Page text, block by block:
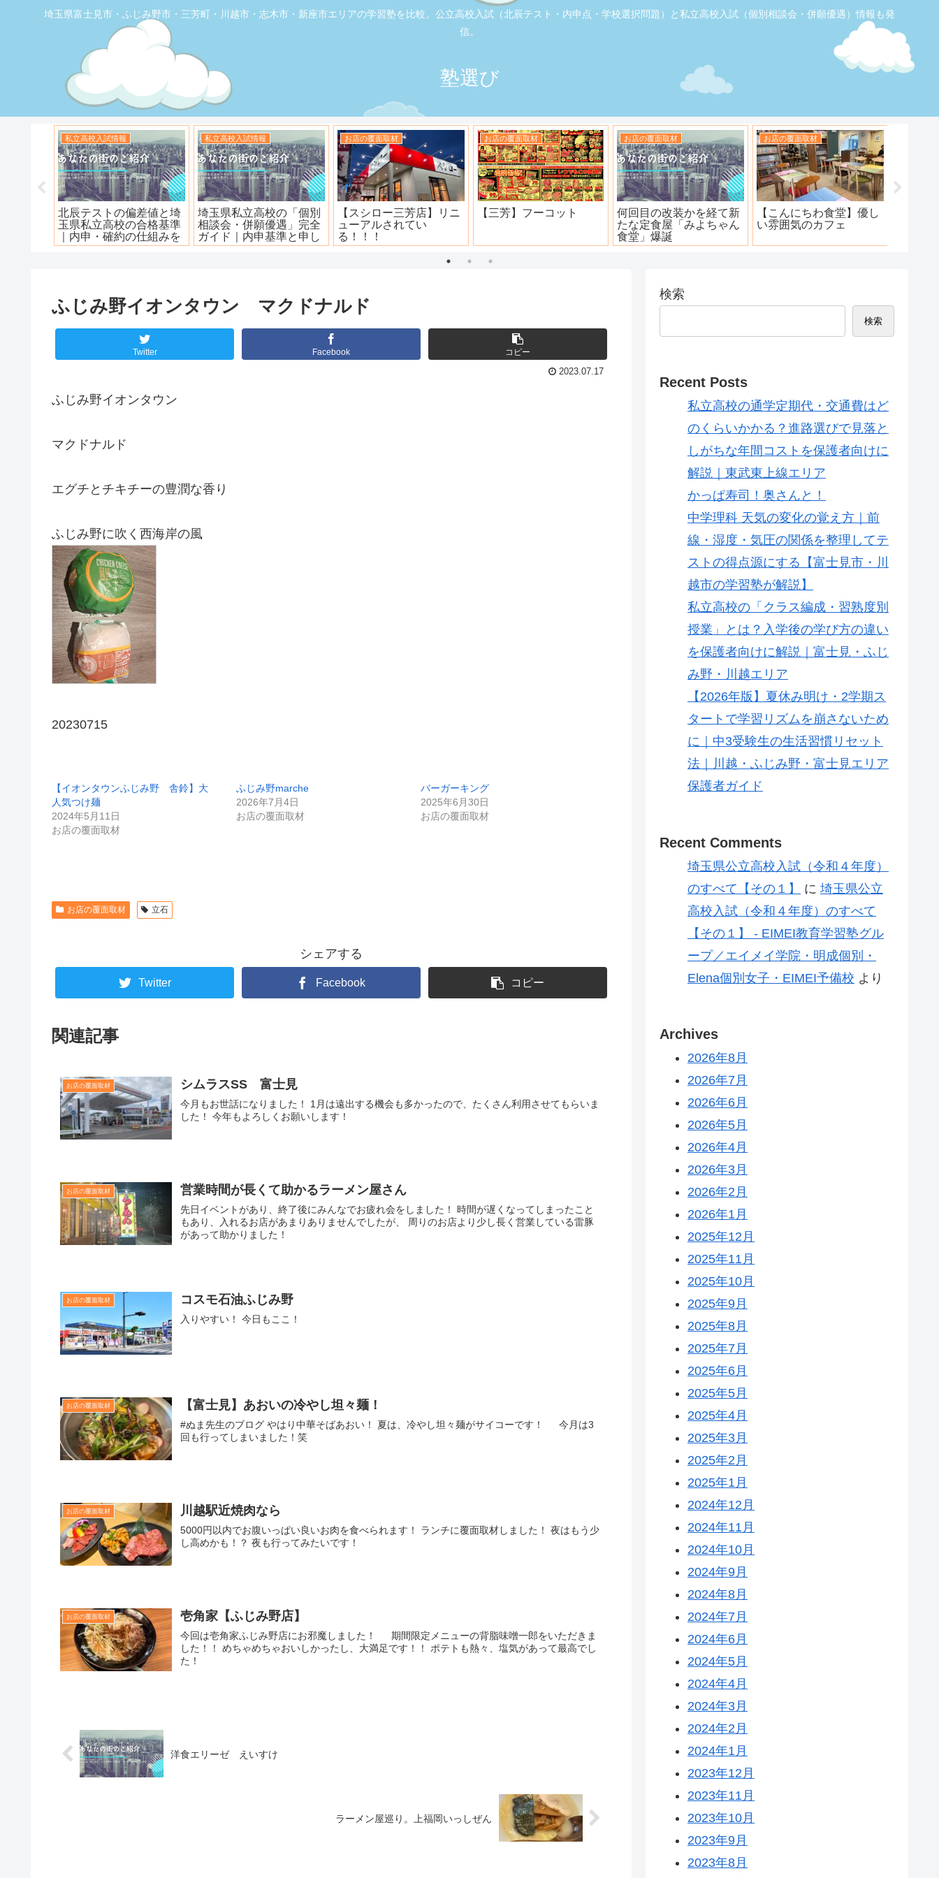
埼玉県富士見市・ふじみ野市・三芳町・川越市・志木市・新座市エリアの学習塾を比較。公立高校入試（北辰テスト・内申点・学校選択問題）と私立高校入試（個別相談会・併願優遇）情報も発
信。
塾選び
お店の覆面取材
【トナリエふじみ野】ワ
ンダーステーキ🥩😋
お店の覆面取材
【新座】日曜ロピア寿司
お店の覆面取材
大衆焼肉ホール ニュー宝
島
お店の覆面取材
地元本格寿司屋。おり
お店の覆面取材
【ふじみ野】素敵なステ
ーキ！ワンダーステー
キ！
お店の覆面取材
ハンバーグ工房 川越新河
岸店
ふじみ野イオンタウン マクドナルド
Twitter Facebook コピー
2023.07.17
ふじみ野イオンタウン
マクドナルド
エグチとチキチーの豊潤な香り
ふじみ野に吹く西海岸の風
20230715
【イオンタウンふじみ野 舎鈴】大
人気つけ麺
2024年5月11日
お店の覆面取材
ふじみ野marche
2026年7月4日
お店の覆面取材
バーガーキング
2025年6月30日
お店の覆面取材
お店の覆面取材 立石
シェアする
Twitter Facebook コピー
関連記事
お店の覆面取材 シムラスSS 富士見
今月もお世話になりました！ 1月は遠出する機会も多かったので、たくさん利用させてもらいま
した！ 今年もよろしくお願いします！
お店の覆面取材 営業時間が長くて助かるラーメン屋さん
先日イベントがあり、終了後にみんなでお疲れ会をしました！ 時間が遅くなってしまったこと
もあり、入れるお店があまりありませんでしたが、 周りのお店より少し長く営業している雷豚
があって助かりました！
お店の覆面取材 コスモ石油ふじみ野
入りやすい！ 今日もここ！
お店の覆面取材 【富士見】あおいの冷やし坦々麺！
#ぬま先生のブログ やはり中華そばあおい！ 夏は、冷やし坦々麺がサイコーです！ 今月は3
回も行ってしまいました！笑
お店の覆面取材 川越駅近焼肉なら
5000円以内でお腹いっぱい良いお肉を食べられます！ ランチに覆面取材しました！ 夜はもう少
し高めかも！？ 夜も行ってみたいです！
お店の覆面取材 壱角家【ふじみ野店】
今回は壱角家ふじみ野店にお邪魔しました！ 期間限定メニューの背脂味噌一郎をいただきま
した！！ めちゃめちゃおいしかったし、大満足です！！ ポテトも熱々、塩気があって最高でし
た！
洋食エリーゼ えいすけ
ラーメン屋巡り。上福岡いっしぜん
検索
検索
Recent Posts
私立高校の通学定期代・交通費はど
のくらいかかる？進路選びで見落と
しがちな年間コストを保護者向けに
解説｜東武東上線エリア
かっぱ寿司！奥さんと！
中学理科 天気の変化の覚え方｜前
線・湿度・気圧の関係を整理してテ
ストの得点源にする【富士見市・川
越市の学習塾が解説】
私立高校の「クラス編成・習熟度別
授業」とは？入学後の学び方の違い
を保護者向けに解説｜富士見・ふじ
み野・川越エリア
【2026年版】夏休み明け・2学期ス
タートで学習リズムを崩さないため
に｜中3受験生の生活習慣リセット
法｜川越・ふじみ野・富士見エリア
保護者ガイド
Recent Comments
埼玉県公立高校入試（令和４年度）
のすべて【その１】
に 埼玉県公立
高校入試（令和４年度）のすべて
【その１】 - EIMEI教育学習塾グル
ープ／エイメイ学院・明成個別・
Elena個別女子・EIMEI予備校 より
Archives
2026年8月
2026年7月
2026年6月
2026年5月
2026年4月
2026年3月
2026年2月
2026年1月
2025年12月
2025年11月
2025年10月
2025年9月
2025年8月
2025年7月
2025年6月
2025年5月
2025年4月
2025年3月
2025年2月
2025年1月
2024年12月
2024年11月
2024年10月
2024年9月
2024年8月
2024年7月
2024年6月
2024年5月
2024年4月
2024年3月
2024年2月
2024年1月
2023年12月
2023年11月
2023年10月
2023年9月
2023年8月